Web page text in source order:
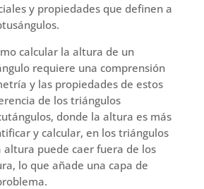
y propiedades que definen a
calcular la altura de un
requiere una comprensión
y las propiedades de estos
de los triángulos
donde la altura es más
y calcular, en los triángulos
altura puede caer fuera de los
lo que añade una capa de